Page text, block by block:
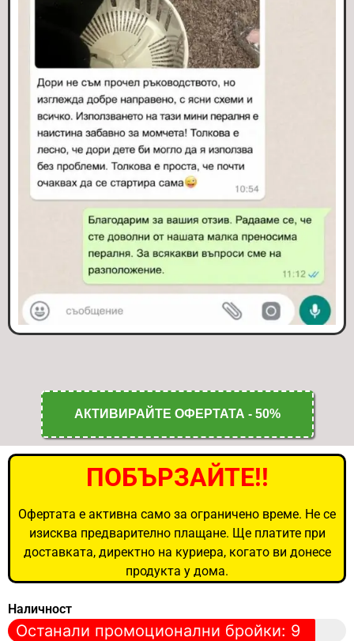
АКТИВИРАЙТЕ ОФЕРТАТА - 50%
ПОБЪРЗАЙТЕ!!
Офертата е активна само за ограничено време. Не се
изисква предварително плащане. Ще платите при
доставката, директно на куриера, когато ви донесе
продукта у дома.
Наличност
Останали промоционални бройки: 9